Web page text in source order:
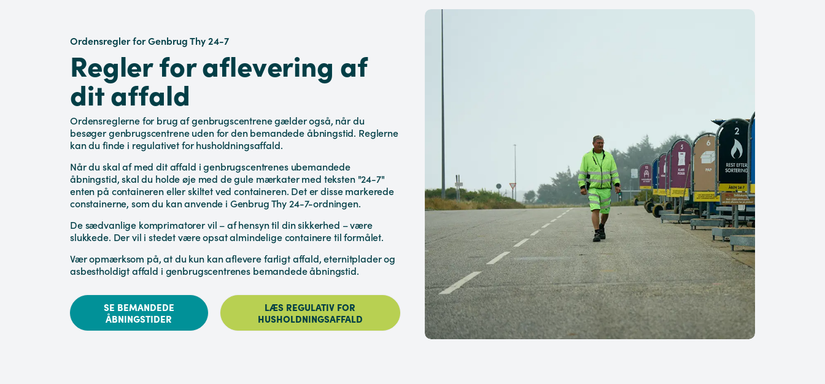
Ordensregler for Genbrug Thy 24-7
Regler for aflevering af
dit affald
Ordensreglerne for brug af genbrugscentrene gælder også, når du
besøger genbrugscentrene uden for den bemandede åbningstid. Reglerne
kan du finde i regulativet for husholdningsaffald.
Når du skal af med dit affald i genbrugscentrenes ubemandede
åbningstid, skal du holde øje med de gule mærkater med teksten "24-7"
enten på containeren eller skiltet ved containeren. Det er disse markerede
constainerne, som du kan anvende i Genbrug Thy 24-7-ordningen.
De sædvanlige komprimatorer vil – af hensyn til din sikkerhed – være
slukkede. Der vil i stedet være opsat almindelige containere til formålet.
Vær opmærksom på, at du kun kan aflevere farligt affald, eternitplader og
asbestholdigt affald i genbrugscentrenes bemandede åbningstid.
SE BEMANDEDE
ÅBNINGSTIDER
LÆS REGULATIV FOR
HUSHOLDNINGSAFFALD